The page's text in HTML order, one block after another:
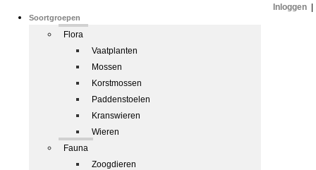
Soortgroepen
Flora
Vaatplanten
Mossen
Korstmossen
Paddenstoelen
Kranswieren
Wieren
Fauna
Zoogdieren
Inloggen